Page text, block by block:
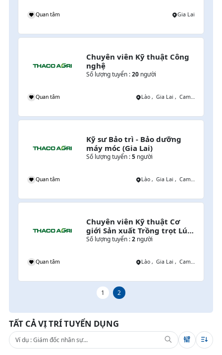
Quan tâm Gia Lai
Chuyên viên Kỹ thuật Công
nghệ
Số lượng tuyển :20người
Quan tâm Lào , Gia Lai , Campuchia
Kỹ sư Bảo trì - Bảo dưỡng
máy móc (Gia Lai)
Số lượng tuyển :5người
Quan tâm Lào , Gia Lai , Campuchia
Chuyên viên Kỹ thuật Cơ
giới Sản xuất Trồng trọt Lúa
& Cây Lương thực
Số lượng tuyển :2người
Quan tâm Lào , Gia Lai , Campuchia
1 2
TẤT CẢ VỊ TRÍ TUYỂN DỤNG